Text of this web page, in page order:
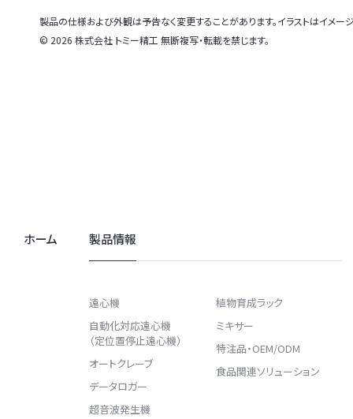
製品の仕様および外観は予告なく変更することがあります。イラストはイメー
© 2026 株式会社 トミー精工 無断複写・転載を禁じます。
ホーム 製品情報
遠心機
自動化対応遠心機
（定位置停止遠心機）
オートクレーブ
データロガー
超音波発生機
植物育成ラック
ミキサー
特注品・OEM/ODM
食品関連ソリューション